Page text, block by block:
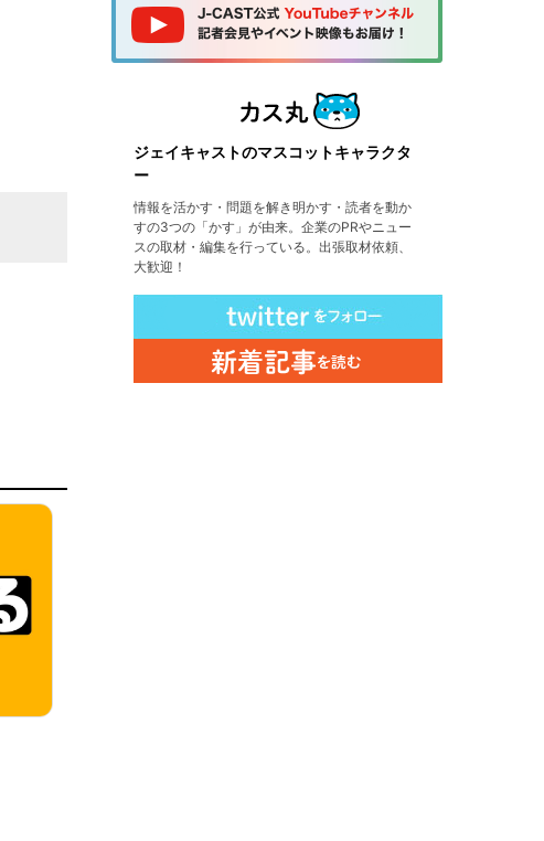
ジェイキャストのマスコットキャラクタ
ー
情報を活かす・問題を解き明かす・読者を動か
すの3つの「かす」が由来。企業のPRやニュー
スの取材・編集を行っている。出張取材依頼、
大歓迎！